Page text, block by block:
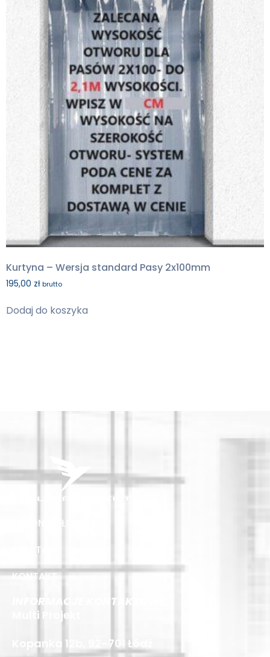
Kurtyna – Wersja standard Pasy 2x100mm
195,00 zł brutto
Dodaj do koszyka
STRONA GŁÓWNA
OFERTA
KONTAKT
INFORMACJE KONTAKTOWE
Multi Projekt
Kopanka 12b, 92-701 Łódź